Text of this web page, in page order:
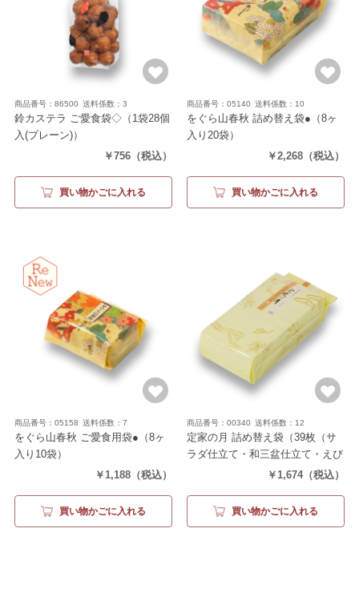
商品番号：86500 送料係数：3
鈴カステラ ご愛食袋◇（1袋28個
入(プレーン)）
￥756 （税込）
買い物かごに入れる
商品番号：05140 送料係数：10
をぐら山春秋 詰め替え袋● （8ヶ
入り20袋）
￥2,268 （税込）
買い物かごに入れる
商品番号：05158 送料係数：7
をぐら山春秋 ご愛食用袋● （8ヶ
入り10袋）
￥1,188 （税込）
買い物かごに入れる
商品番号：00340 送料係数：12
定家の月 詰め替え袋（39枚（サ
ラダ仕立て・和三盆仕立て・えび
￥1,674（税込）
買い物かごに入れる